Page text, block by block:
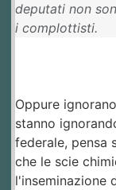
deputati non
i complottisti.
Oppure
stanno
federale, pensa
che le scie
l'inseminazione